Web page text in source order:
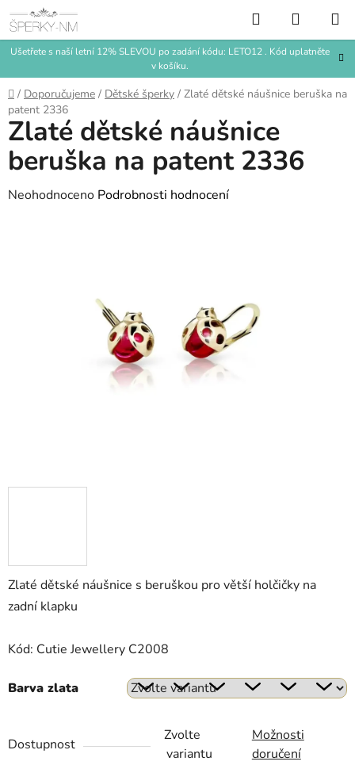
na
obsah
Ušetřete s naší letní 12% SLEVOU po zadání kódu: LETO12 . Kód uplatněte
v košíku.
Hledat
KOŠÍK
Domů
/ Doporučujeme / Dětské šperky / Zlaté dětské náušnice beruška na
patent 2336
Zlaté dětské náušnice s beruškou pro větší holčičky na
zadní klapku
Kód: Cutie Jewellery C2008
Barva zlata
Dostupnost
Zvolte
variantu
Možnosti
doručení
Zlaté dětské náušnice
beruška na patent 2336
Průměrné
Neohodnoceno Podrobnosti hodnocení